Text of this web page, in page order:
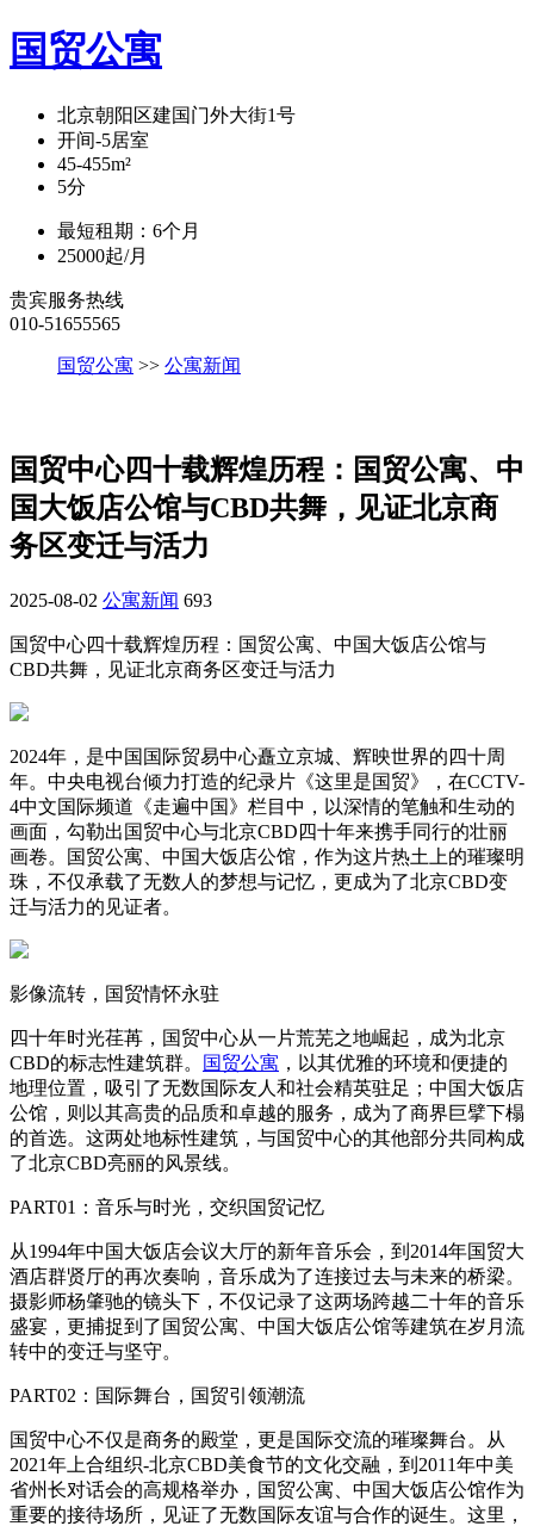
国贸公寓
北京朝阳区建国门外大街1号
开间-5居室
45-455m²
5分
最短租期： 6个月
25000起/月
贵宾服务热线
010-51655565
国贸公寓 >> 公寓新闻
国贸中心四十载辉煌历程：国贸公寓、中
国大饭店公馆与CBD共舞，见证北京商
务区变迁与活力
2025-08-02 公寓新闻 693
国贸中心四十载辉煌历程：国贸公寓、中国大饭店公馆与
CBD共舞，见证北京商务区变迁与活力
2024年，是中国国际贸易中心矗立京城、辉映世界的四十周
年。中央电视台倾力打造的纪录片《这里是国贸》，在CCTV-
4中文国际频道《走遍中国》栏目中，以深情的笔触和生动的
画面，勾勒出国贸中心与北京CBD 四十年来携手同行的壮丽
画卷。国贸公寓、中国大饭店公馆，作为这片热土上的璀璨明
珠，不仅承载了无数人的梦想与记忆，更成为了北京CBD变
迁与活力的见证者。
影像流转，国贸情怀永驻
四十年时光荏苒，国贸中心从一片荒芜之地崛起，成为北京
CBD的标志性建筑群。 国贸公寓 ，以其优雅的环境和便捷的
地理位置，吸引了无数国际友人和社会精英驻足；中国大饭店
公馆，则以其高贵的品质和卓越的服务，成为了商界巨擘下榻
的首选。这两处地标性建筑，与国贸中心的其他部分共同构成
了北京CBD亮丽的风景线。
PART01 ：音乐与时光，交织国贸记忆
从1994年中国大饭店会议大厅的新年音乐会，到 2014年国贸大
酒店群贤厅的再次奏响，音乐成为了连接过去与未来的桥梁。
摄影师杨肇驰的镜头下，不仅记录了这两场跨越二十年的音乐
盛宴，更捕捉到了国贸公寓、中国大饭店公馆等建筑在岁月流
转中的变迁与坚守。
PART02 ：国际舞台，国贸引领潮流
国贸中心不仅是商务的殿堂，更是国际交流的璀璨舞台。从
2021年上合组织-北京CBD美食节的文化交融，到 2011年中美
省州长对话会的高规格举办，国贸公寓、中国大饭店公馆作为
重要的接待场所，见证了无数国际友谊与合作的诞生。这里，